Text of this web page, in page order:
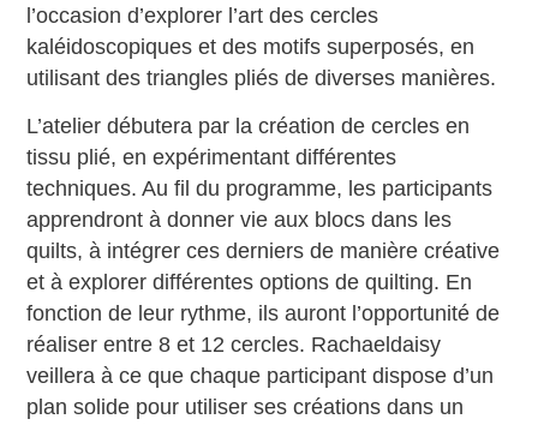
l’occasion d’explorer l’art des cercles
kaléidoscopiques et des motifs superposés, en
utilisant des triangles pliés de diverses manières.
L’atelier débutera par la création de cercles en
tissu plié, en expérimentant différentes
techniques. Au fil du programme, les participants
apprendront à donner vie aux blocs dans les
quilts, à intégrer ces derniers de manière créative
et à explorer différentes options de quilting. En
fonction de leur rythme, ils auront l’opportunité de
réaliser entre 8 et 12 cercles. Rachaeldaisy
veillera à ce que chaque participant dispose d’un
plan solide pour utiliser ses créations dans un